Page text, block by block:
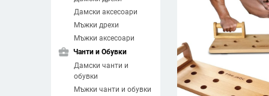
Дамски аксесоари
Мъжки дрехи
Мъжки аксесоари
business_center Чанти и Обувки
Дамски чанти и
обувки
Мъжки чанти и обувки